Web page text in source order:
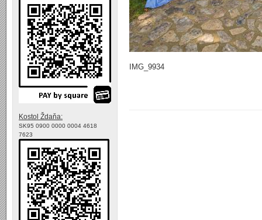
IMG_9934
Kostol Ždaňa:
SK95 0900 0000 0004 4618
7623